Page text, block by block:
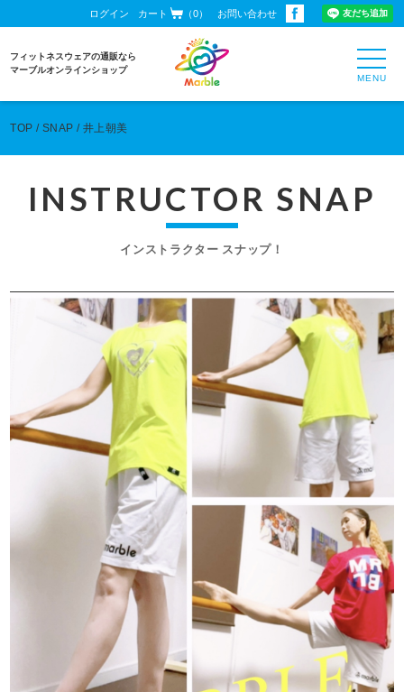
ログイン カート （0） お問い合わせ
フィットネスウェアの通販なら
マーブルオンラインショップ
TOP SNAP 井上朝美
INSTRUCTOR SNAP
インストラクター スナップ！